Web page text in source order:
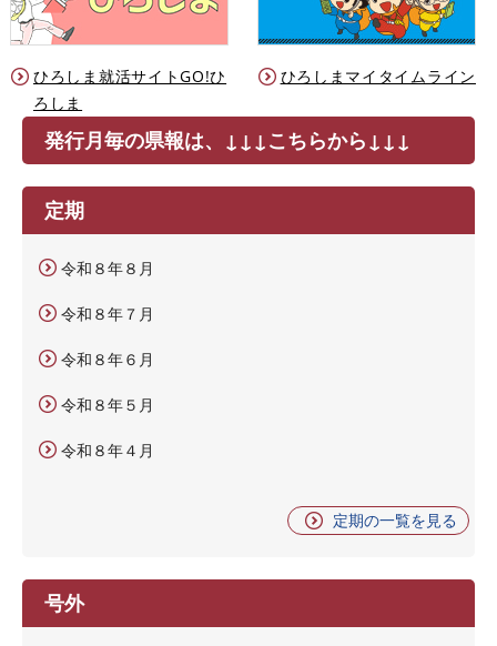
ひろしま就活サイトGO!ひ
ろしま
ひろしまマイタイムライン
発行月毎の県報は、↓↓↓こちらから↓↓↓
定期
令和８年８月
令和８年７月
令和８年６月
令和８年５月
令和８年４月
定期の一覧を見る
号外